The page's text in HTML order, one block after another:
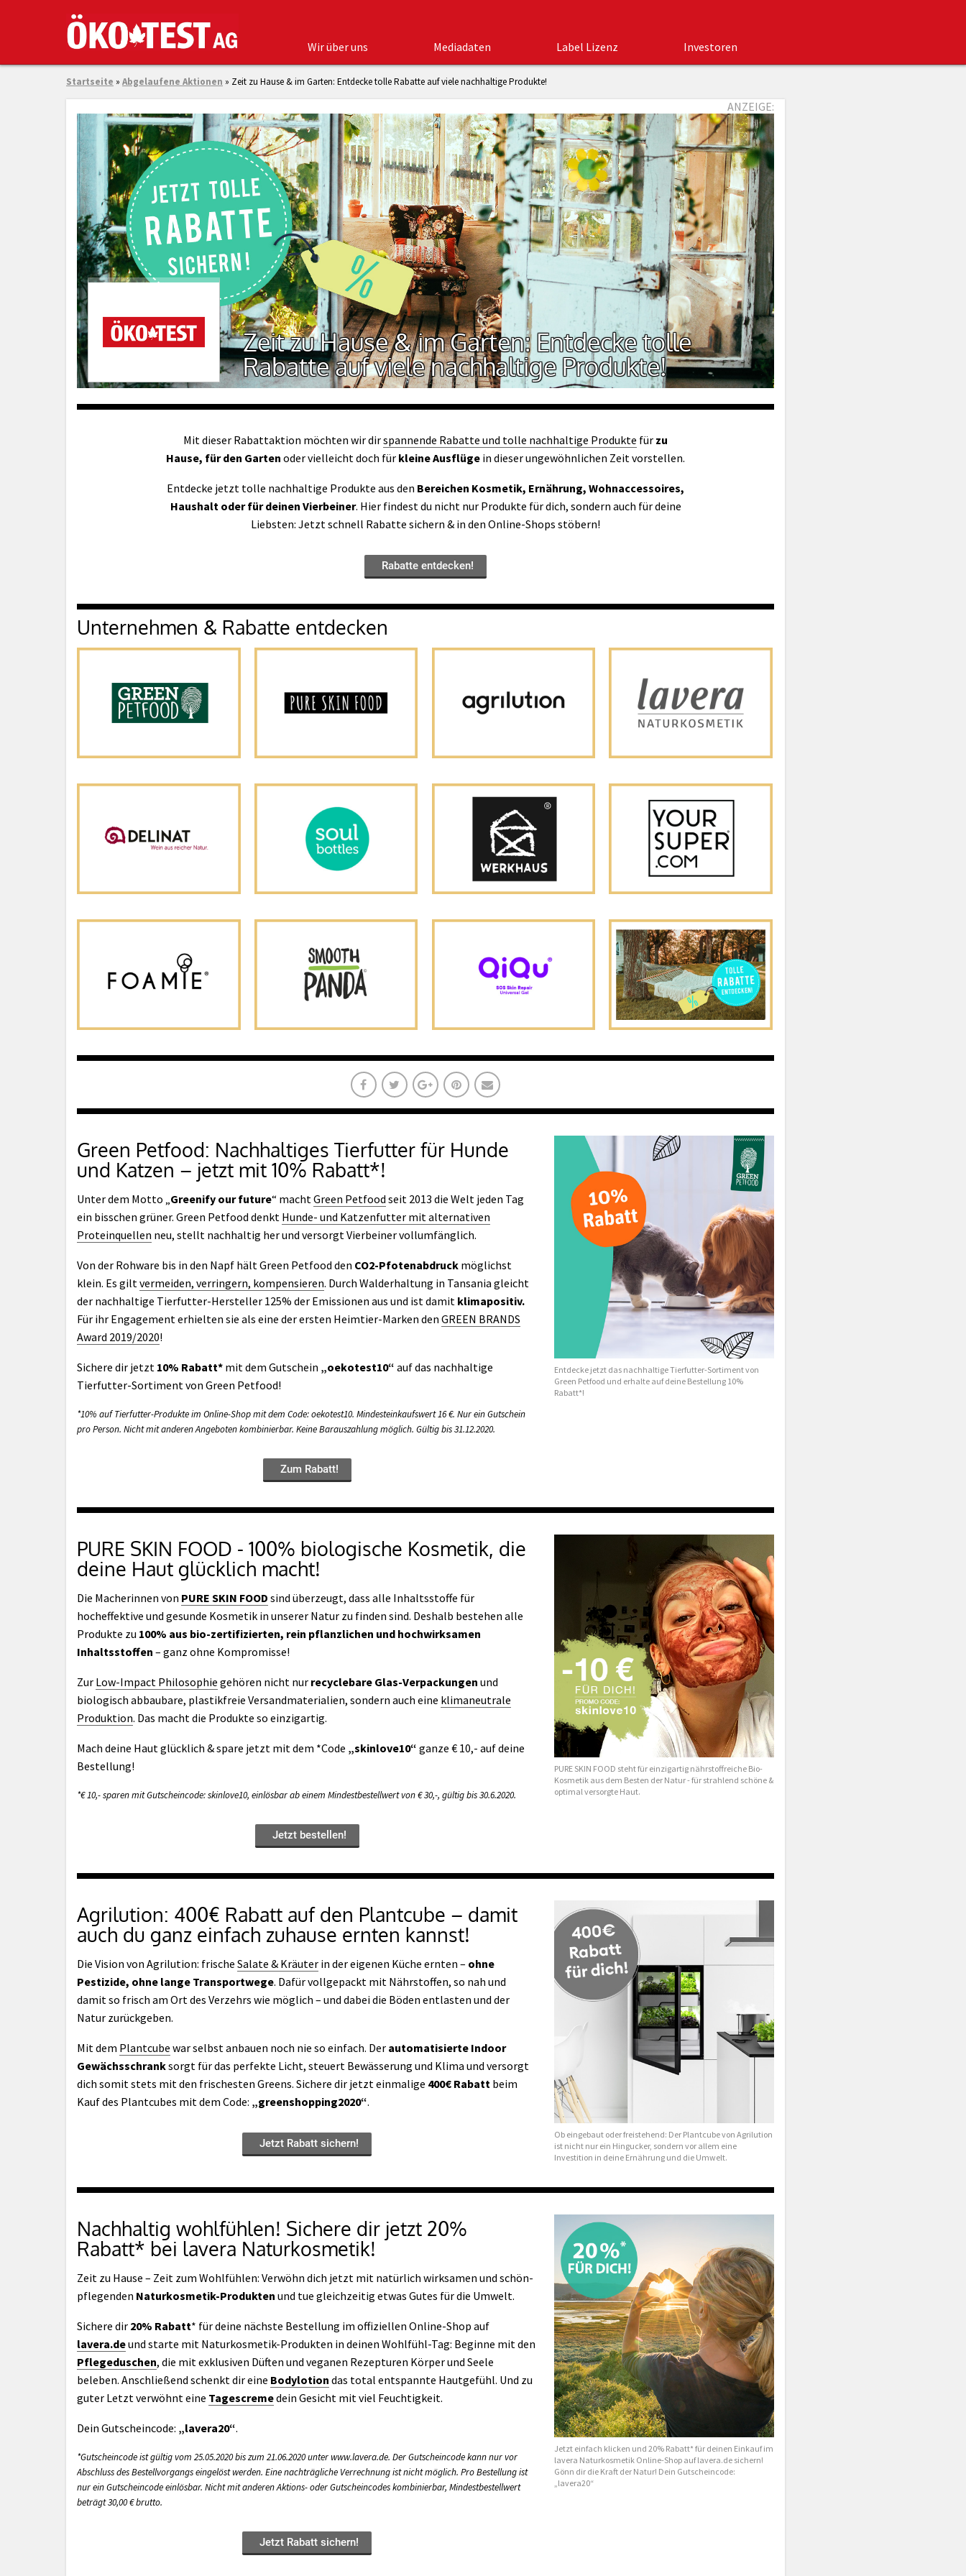
Wir über uns Mediadaten Label Lizenz Investoren
Startseite » Abgelaufene Aktionen » Zeit zu Hause & im Garten: Entdecke tolle Rabatte auf viele nachhaltige Produkte!
ANZEIGE:
Zeit zu Hause & im Garten: Entdecke tolle
Rabatte auf viele nachhaltige Produkte!
Mit dieser Rabattaktion möchten wir dirspannende Rabatte und tolle nachhaltige Produkte für zu
Hause, für den Garten oder vielleicht doch für kleine Ausflüge in dieser ungewöhnlichen Zeit vorstellen.
Entdecke jetzt tolle nachhaltige Produkte aus den Bereichen Kosmetik, Ernährung, Wohnaccessoires,
Haushalt oder für deinen Vierbeiner. Hier findest du nicht nur Produkte für dich, sondern auch für deine
Liebsten: Jetzt schnell Rabatte sichern & in den Online-Shops stöbern!
Rabatte entdecken!
Unternehmen & Rabatte entdecken
Green Petfood: Nachhaltiges Tierfutter für Hunde
und Katzen – jetzt mit 10% Rabatt*!
Entdecke jetzt das nachhaltige Tierfutter-Sortiment von
Green Petfood und erhalte auf deine Bestellung 10%
Rabatt*!
Unter dem Motto „Greenify our future“ machtGreen Petfood seit 2013 die Welt jeden Tag
ein bisschen grüner. Green Petfood denkt Hunde- und Katzenfutter mit alternativen
Proteinquellen neu, stellt nachhaltig her und versorgt Vierbeiner vollumfänglich.
Von der Rohware bis in den Napf hält Green Petfood den CO2-Pfotenabdruck möglichst
klein. Es giltvermeiden, verringern, kompensieren. Durch Walderhaltung in Tansania gleicht
der nachhaltige Tierfutter-Hersteller 125% der Emissionen aus und ist damit klimapositiv.
Für ihr Engagement erhielten sie als eine der ersten Heimtier-Marken den GREEN BRANDS
Award 2019/2020!
Sichere dir jetzt 10% Rabatt* mit dem Gutschein „oekotest10“ auf das nachhaltige
Tierfutter-Sortiment von Green Petfood!
*10% auf Tierfutter-Produkte im Online-Shop mit dem Code: oekotest10. Mindesteinkaufswert 16 €. Nur ein Gutschein
pro Person. Nicht mit anderen Angeboten kombinierbar. Keine Barauszahlung möglich. Gültig bis 31.12.2020.
Zum Rabatt!
PURE SKIN FOOD - 100% biologische Kosmetik, die
deine Haut glücklich macht!
PURE SKIN FOOD steht für einzigartig nährstoffreiche Bio-
Kosmetik aus dem Besten der Natur - für strahlend schöne &
optimal versorgte Haut.
Die Macherinnen von PURE SKIN FOOD sind überzeugt, dass alle Inhaltsstoffe für
hocheffektive und gesunde Kosmetik in unserer Natur zu finden sind. Deshalb bestehen alle
Produkte zu 100% aus bio-zertifizierten, rein pflanzlichen und hochwirksamen
Inhaltsstoffen – ganz ohne Kompromisse!
Zur Low-Impact Philosophie gehören nicht nur recyclebare Glas-Verpackungen und
biologisch abbaubare, plastikfreie Versandmaterialien, sondern auch eine klimaneutrale
Produktion. Das macht die Produkte so einzigartig.
Mach deine Haut glücklich & spare jetzt mit dem *Code „skinlove10“ ganze € 10,- auf deine
Bestellung!
*€ 10,- sparen mit Gutscheincode: skinlove10, einlösbar ab einem Mindestbestellwert von € 30,-, gültig bis 30.6.2020.
Jetzt bestellen!
Agrilution: 400€ Rabatt auf den Plantcube – damit
auch du ganz einfach zuhause ernten kannst!
Ob eingebaut oder freistehend: Der Plantcube von Agrilution
ist nicht nur ein Hingucker, sondern vor allem eine
Investition in deine Ernährung und die Umwelt.
Die Vision von Agrilution: frische Salate & Kräuter in der eigenen Küche ernten – ohne
Pestizide, ohne lange Transportwege. Dafür vollgepackt mit Nährstoffen, so nah und
damit so frisch am Ort des Verzehrs wie möglich – und dabei die Böden entlasten und der
Natur zurückgeben.
Mit dem Plantcube war selbst anbauen noch nie so einfach. Der automatisierte Indoor
Gewächsschranksorgt für das perfekte Licht, steuert Bewässerung und Klima und versorgt
dich somit stets mit den frischesten Greens. Sichere dir jetzt einmalige 400€ Rabatt beim
Kauf des Plantcubes mit dem Code: „greenshopping2020“.
Jetzt Rabatt sichern!
Nachhaltig wohlfühlen! Sichere dir jetzt 20%
Rabatt* bei lavera Naturkosmetik!
Jetzt einfach klicken und 20% Rabatt* für deinen Einkauf im
lavera Naturkosmetik Online-Shop auf lavera.de sichern!
Gönn dir die Kraft der Natur! Dein Gutscheincode:
„lavera20“
Zeit zu Hause – Zeit zum Wohlfühlen: Verwöhn dich jetzt mit natürlich wirksamen und schön-
pflegenden Naturkosmetik-Produkten und tue gleichzeitig etwas Gutes für die Umwelt.
Sichere dir 20% Rabatt* für deine nächste Bestellung im offiziellen Online-Shop auf
lavera.deund starte mit Naturkosmetik-Produkten in deinen Wohlfühl-Tag: Beginne mit den
Pflegeduschen, die mit exklusiven Düften und veganen Rezepturen Körper und Seele
beleben. Anschließend schenkt dir eine Bodylotion das total entspannte Hautgefühl. Und zu
guter Letzt verwöhnt eine Tagescremedein Gesicht mit viel Feuchtigkeit.
Dein Gutscheincode: „lavera20“.
*Gutscheincode ist gültig vom 25.05.2020 bis zum 21.06.2020 unter www.lavera.de. Der Gutscheincode kann nur vor
Abschluss des Bestellvorgangs eingelöst werden. Eine nachträgliche Verrechnung ist nicht möglich. Pro Bestellung ist
nur ein Gutscheincode einlösbar. Nicht mit anderen Aktions- oder Gutscheincodes kombinierbar, Mindestbestellwert
beträgt 30,00 € brutto.
Jetzt Rabatt sichern!